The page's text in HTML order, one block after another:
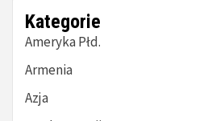
Kategorie
Ameryka Płd.
Armenia
Azja